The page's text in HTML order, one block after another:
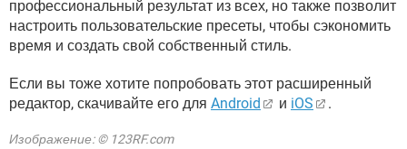
профессиональный результат из всех, но также позволит
настроить пользовательские пресеты, чтобы сэкономить
время и создать свой собственный стиль.
Если вы тоже хотите попробовать этот расширенный
редактор, скачивайте его для Android и iOS .
Изображение: © 123RF.com